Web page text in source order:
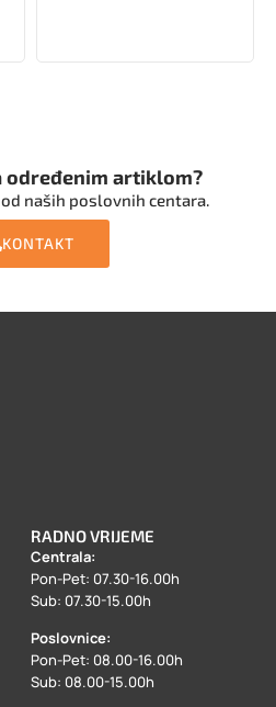
određenim artiklom?
naših poslovnih centara.
KONTAKT
RADNO VRIJEME
Centrala:
Pon-Pet: 07.30-16.00h
Sub: 07.30-15.00h
Poslovnice:
Pon-Pet: 08.00-16.00h
Sub: 08.00-15.00h